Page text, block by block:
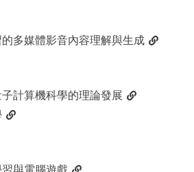
多媒體影音內容理解與生成
計算機科學的理論發展
與電腦遊戲